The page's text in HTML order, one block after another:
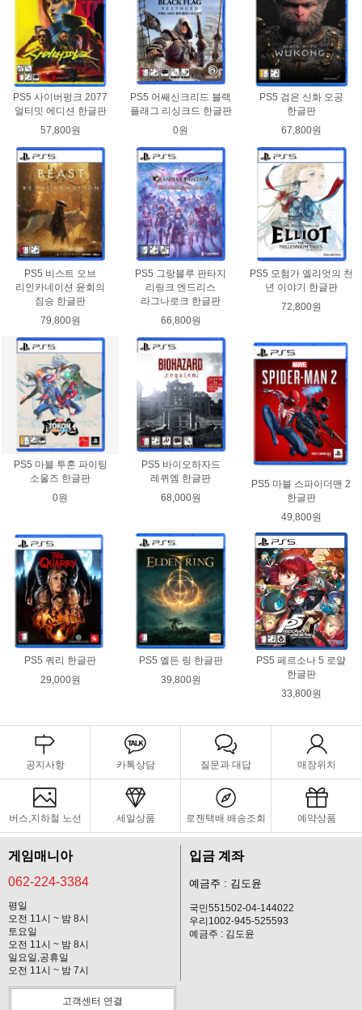
PS5 사이버펑크 2077
얼티밋 에디션 한글판
57,800원
PS5 어쌔신크리드 블랙
플래그 리싱크드 한글판
0원
PS5 검은 신화 오공
한글판
67,800원
PS5 비스트 오브
리인카네이션 윤회의
짐승 한글판
79,800원
PS5 그랑블루 판타지
리링크 엔드리스
라그나로크 한글판
66,800원
PS5 모험가 엘리엇의 천
년 이야기 한글판
72,800원
PS5 마블 투혼 파이팅
소울즈 한글판
0원
PS5 바이오하자드
레퀴엠 한글판
68,000원
PS5 마블 스파이더맨 2
한글판
49,800원
PS5 쿼리 한글판
29,000원
PS5 엘든 링 한글판
39,800원
PS5 페르소나 5 로얄
한글판
33,800원
공지사항 카톡상담 질문과 대답 매장위치
버스,지하철 노선 세일상품 로젠택배 배송조회 예약상품
게임매니아
062-224-3384
평일
오전 11시 ~ 밤 8시
토요일
오전 11시 ~ 밤 8시
일요일,공휴일
오전 11시 ~ 밤 7시
입금 계좌
예금주 : 김도윤
국민551502-04-144022
우리1002-945-525593
예금주 : 김도윤
고객센터 연결